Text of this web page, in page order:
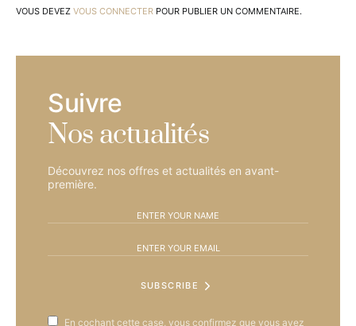
VOUS DEVEZ VOUS CONNECTER POUR PUBLIER UN COMMENTAIRE.
Suivre
Nos actualités
Découvrez nos offres et actualités en avant-
première.
SUBSCRIBE
En cochant cette case, vous confirmez que vous avez